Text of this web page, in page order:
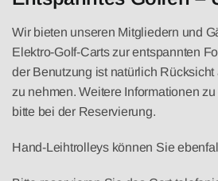
Wir bieten unseren Mitgliedern und
Elektro-Golf-Carts zur entspannten
der Benutzung ist natürlich
zu nehmen. Weitere Informationen
bitte bei der Reservierung.
Hand-Leihtrolleys können Sie